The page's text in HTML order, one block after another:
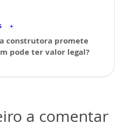
construtora promete
pode ter valor legal?
a comentar